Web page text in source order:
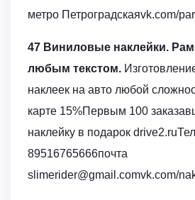
метро Петроградскаяvk.com/
47 Виниловые наклейки.
любым текстом.
наклеек на авто любой
карте 15%Первым 100
наклейку в подарок
89516765666почта
slimerider@gmail.comvk.com/